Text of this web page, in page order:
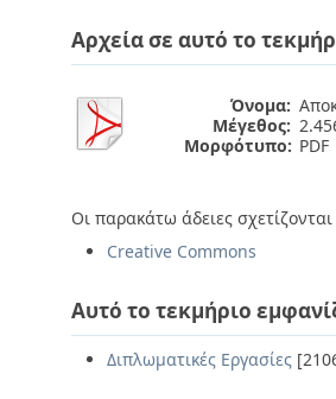
Αρχεία σε αυτό το
Όνομα:
Μέγεθος:
Μορφότυπο: PDF
Οι παρακάτω άδειες
Creative Commons
Αυτό το τεκμήριο
Διπλωματικές Εργασίες